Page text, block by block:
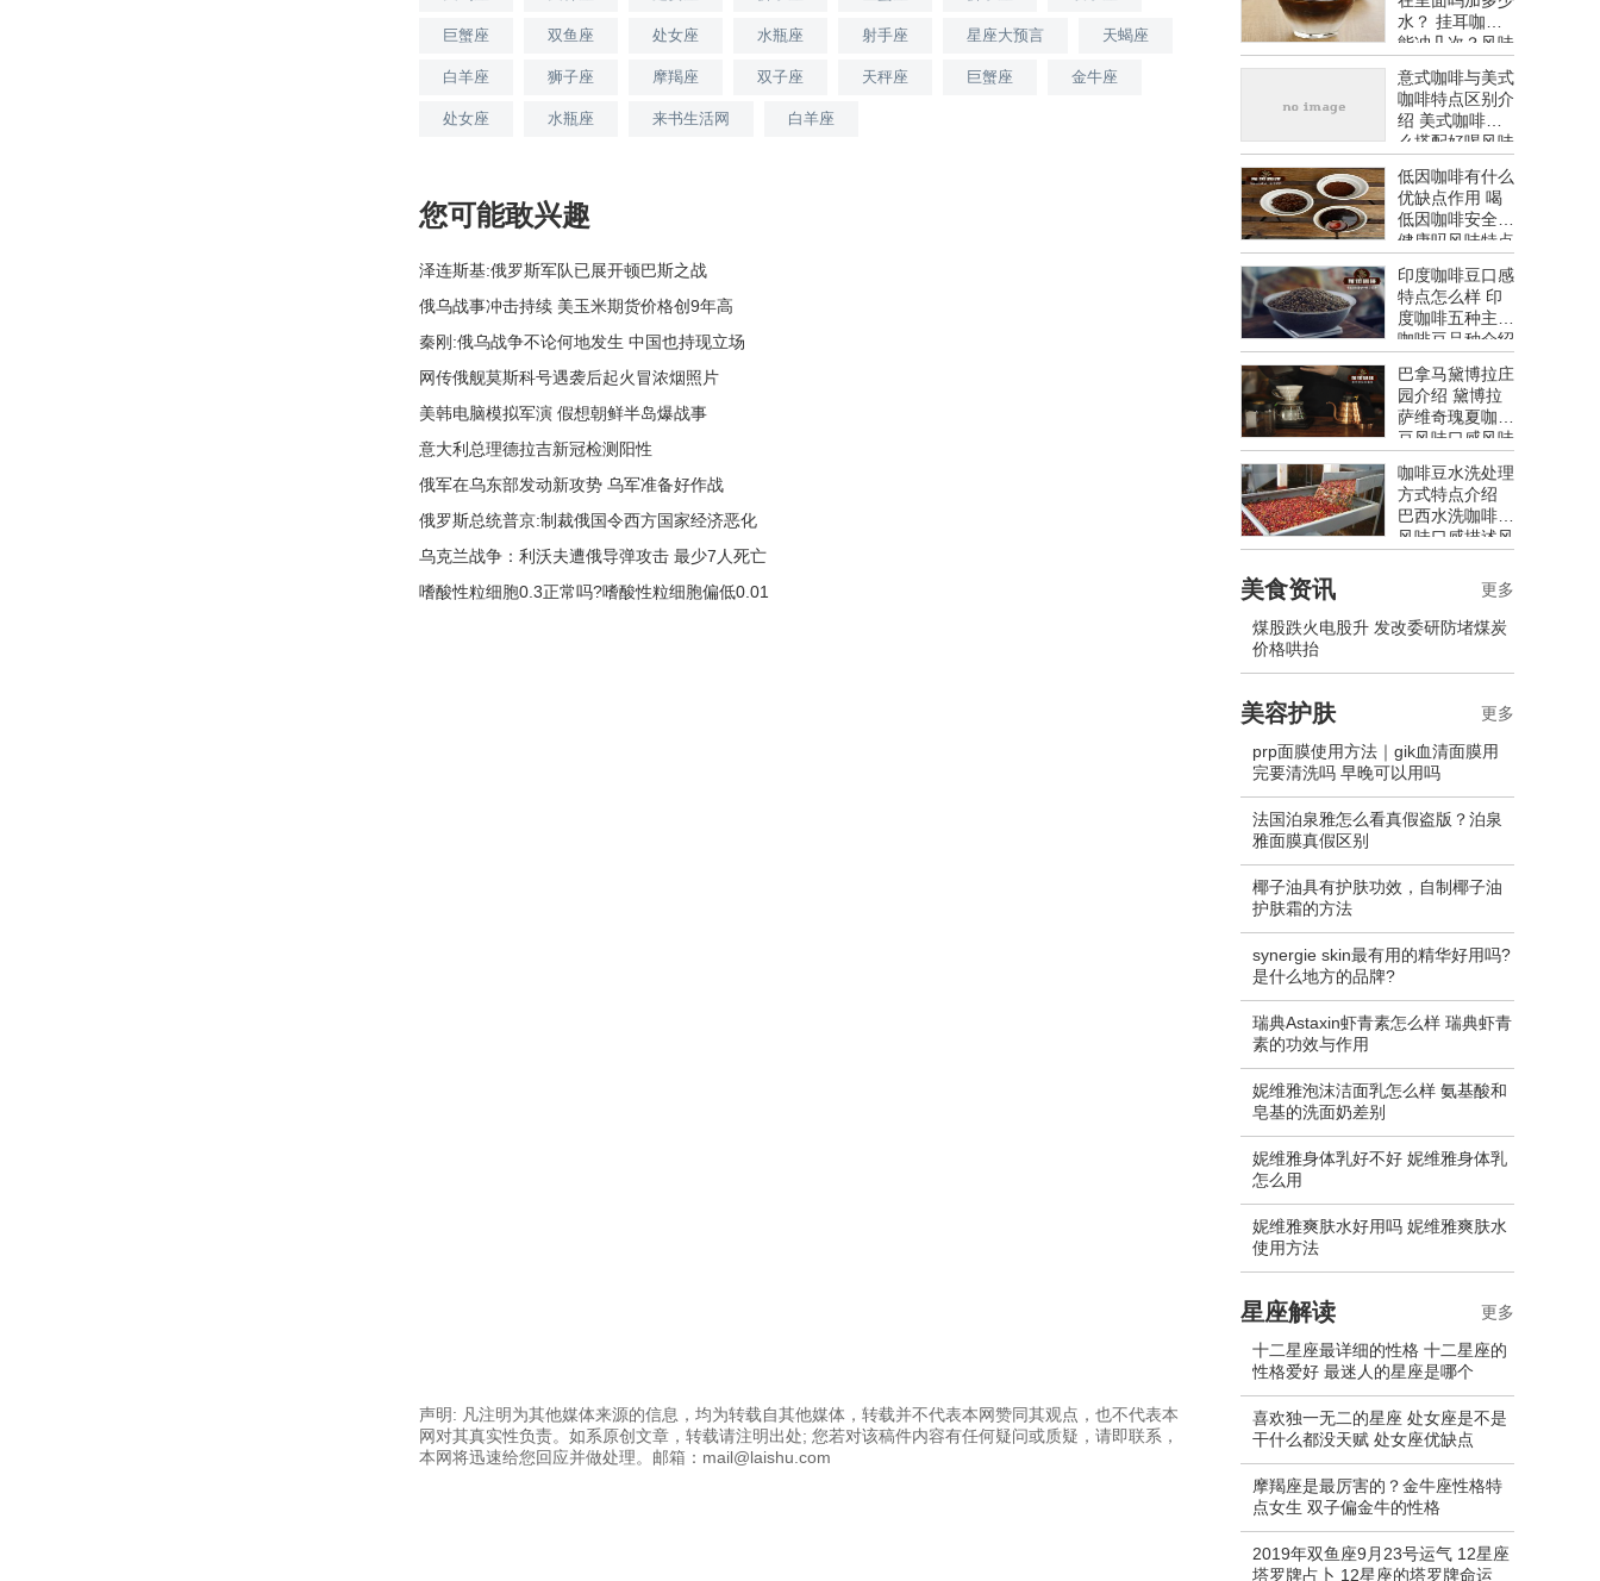
巨蟹座 双鱼座 处女座 水瓶座 射手座 星座大预言 天蝎座
白羊座 狮子座 摩羯座 双子座 天秤座 巨蟹座 金牛座
处女座 水瓶座 来书生活网 白羊座
您可能敢兴趣
泽连斯基:俄罗斯军队已展开顿巴斯之战
俄乌战事冲击持续 美玉米期货价格创9年高
秦刚:俄乌战争不论何地发生 中国也持现立场
网传俄舰莫斯科号遇袭后起火冒浓烟照片
美韩电脑模拟军演 假想朝鲜半岛爆战事
意大利总理德拉吉新冠检测阳性
俄军在乌东部发动新攻势 乌军准备好作战
​俄罗斯总统普京:制裁俄国令西方国家经济恶化
乌克兰战争：利沃夫遭俄导弹攻击 最少7人死亡
嗜酸性粒细胞0.3正常吗?嗜酸性粒细胞偏低0.01
声明: 凡注明为其他媒体来源的信息，均为转载自其他媒体，转载并不代表本网赞同其观点，也不代表本
网对其真实性负责。如系原创文章，转载请注明出处; 您若对该稿件内容有任何疑问或质疑，请即联系，
本网将迅速给您回应并做处理。邮箱：mail@laishu.com
水？ 挂耳咖啡
能冲几次？风味
意式咖啡与美式
咖啡特点区别介
绍 美式咖啡怎
么搭配好喝风味
低因咖啡有什么
优缺点作用 喝
低因咖啡安全吗
健康吗风味特点
印度咖啡豆口感
特点怎么样 印
度咖啡五种主要
咖啡豆品种介绍
巴拿马黛博拉庄
园介绍 黛博拉
萨维奇瑰夏咖啡
豆风味口感风味
咖啡豆水洗处理
方式特点介绍
巴西水洗咖啡豆
风味口感描述风
美食资讯
煤股跌火电股升 发改委研防堵煤炭
价格哄抬
更多
美容护肤
prp面膜使用方法｜gik血清面膜用
完要清洗吗 早晚可以用吗
法国泊泉雅怎么看真假盗版？泊泉
雅面膜真假区别
椰子油具有护肤功效，自制椰子油
护肤霜的方法
synergie skin最有用的精华好用吗?
是什么地方的品牌?
瑞典Astaxin虾青素怎么样 瑞典虾青
素的功效与作用
妮维雅泡沫洁面乳怎么样 氨基酸和
皂基的洗面奶差别
妮维雅身体乳好不好 妮维雅身体乳
怎么用
妮维雅爽肤水好用吗 妮维雅爽肤水
使用方法
更多
星座解读
十二星座最详细的性格 十二星座的
性格爱好 最迷人的星座是哪个
喜欢独一无二的星座 处女座是不是
干什么都没天赋 处女座优缺点
摩羯座是最厉害的？金牛座性格特
点女生 双子偏金牛的性格
2019年双鱼座9月23号运气 12星座
塔罗牌占卜 12星座的塔罗牌命运
更多